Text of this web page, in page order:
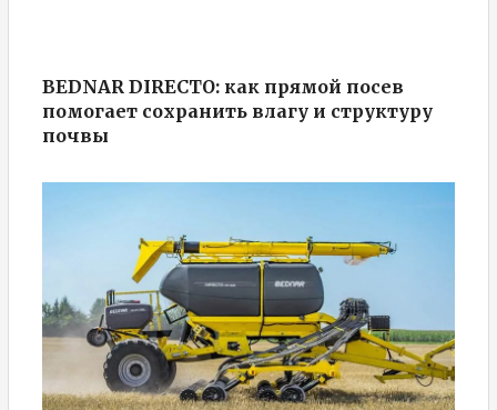
BEDNAR DIRECTO: как прямой посев
помогает сохранить влагу и структуру
почвы